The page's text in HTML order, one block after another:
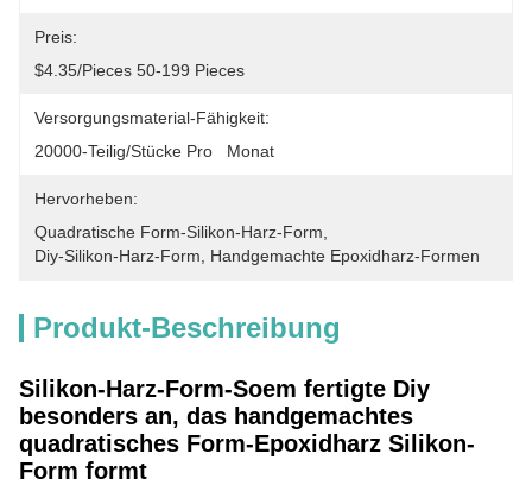
Preis:
$4.35/pieces 50-199 Pieces
Versorgungsmaterial-Fähigkeit:
20000-Teilig/Stücke Pro   Monat
Hervorheben:
Quadratische Form-Silikon-Harz-Form
Diy-Silikon-Harz-Form
Handgemachte Epoxidharz-Formen
Produkt-Beschreibung
Silikon-Harz-Form-Soem fertigte Diy
besonders an, das handgemachtes
quadratisches Form-Epoxidharz Silikon-
Form formt